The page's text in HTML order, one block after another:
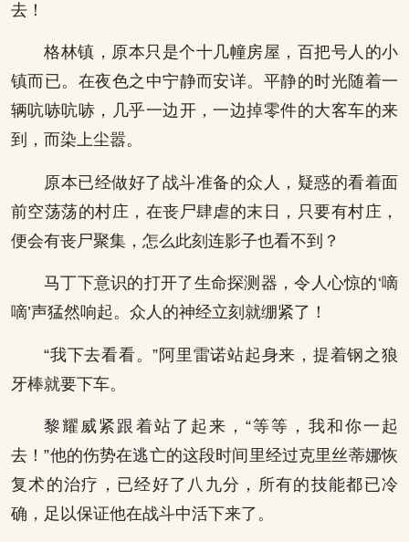
去！
格林镇，原本只是个十几幢房屋，百把号人的小
镇而已。在夜色之中宁静而安详。平静的时光随着一
辆吭哧吭哧，几乎一边开，一边掉零件的大客车的来
到，而染上尘嚣。
原本已经做好了战斗准备的众人，疑惑的看着面
前空荡荡的村庄，在丧尸肆虐的末日，只要有村庄，
便会有丧尸聚集，怎么此刻连影子也看不到？
马丁下意识的打开了生命探测器，令人心惊的‘嘀
嘀’声猛然响起。众人的神经立刻就绷紧了！
“我下去看看。”阿里雷诺站起身来，提着钢之狼
牙棒就要下车。
黎耀威紧跟着站了起来，“等等，我和你一起
去！”他的伤势在逃亡的这段时间里经过克里丝蒂娜恢
复术的治疗，已经好了八九分，所有的技能都已冷
确，足以保证他在战斗中活下来了。